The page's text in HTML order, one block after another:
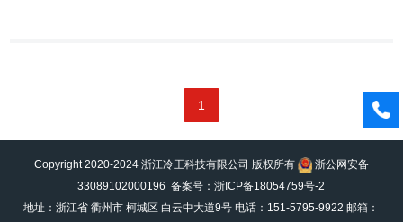
1
Copyright 2020-2024 浙江冷王科技有限公司 版权所有
浙公网安备
33089102000196 备案号：浙ICP备18054759号-2
地址：浙江省 衢州市 柯城区 白云中大道9号 电话：151-5795-9922 邮箱：